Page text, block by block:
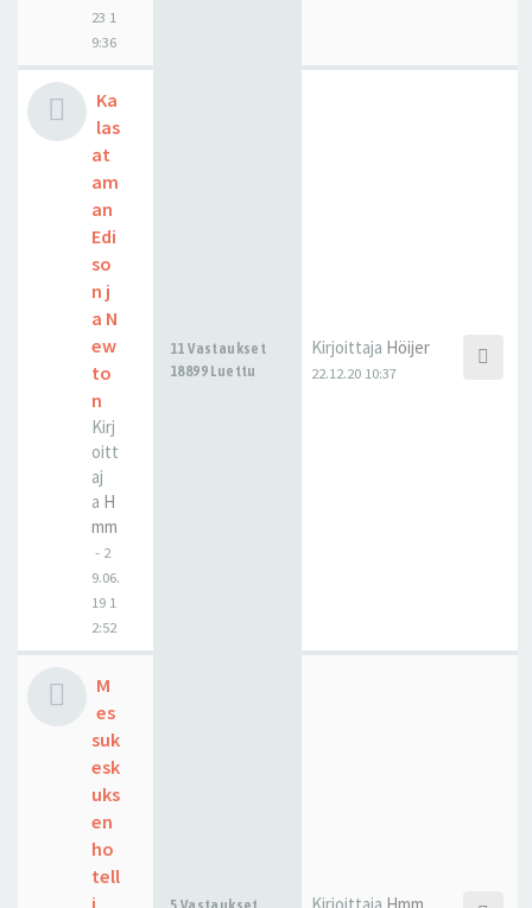
23 1
9:36
Ka
las
at
am
an
Edi
so
n j
a N
ew
to
n
Kirj
oitt
aj
a H
mm
- 2
9.06.
19 1
2:52
11 Vastaukset
18899 Luettu
Kirjoittaja Höijer
22.12.20 10:37
M
es
suk
esk
uks
en
ho
tell
i